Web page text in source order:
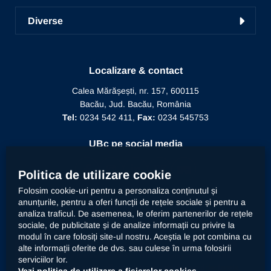
Învățământ la distanță
Biblioteca
Manifestări științifice
Editura Alma Mater
Prezentarea Universității
Relații internaționale
Informații de interes public
Diverse
Recunoaștere funcție didactică
Recunoaștere conducător doctorat
Localizare & contact
Calea Mărășești, nr. 157, 600115
Bacău, Jud. Bacău, România
Tel: 0234 542 411, Fax: 0234 545753
UBc pe social media
Contact
Universitatea „Vasile Alecsandri” din Bacău prelucrează
datele dumneavoastră cu caracter personal, respectiv
imaginea prin mijloace automatizate. Accesați
Politica de utilizare cookie
Folosim cookie-uri pentru a personaliza conținutul și
anunțurile, pentru a oferi funcții de rețele sociale și pentru a
analiza traficul. De asemenea, le oferim partenerilor de rețele
sociale, de publicitate și de analize informații cu privire la
modul în care folosiți site-ul nostru. Aceștia le pot combina cu
alte informații oferite de dvs. sau culese în urma folosirii
serviciilor lor.